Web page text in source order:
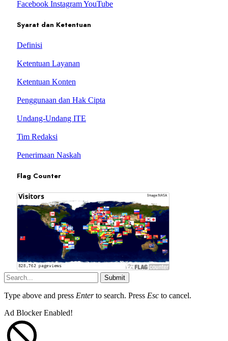
Facebook InstagramYouTube
Syarat dan Ketentuan
Definisi
Ketentuan Layanan
Ketentuan Konten
Penggunaan dan Hak Cipta
Undang-Undang ITE
Tim Redaksi
Penerimaan Naskah
Flag Counter
Submit
Type above and press Enterto search. Press Esc to cancel.
Ad Blocker Enabled!